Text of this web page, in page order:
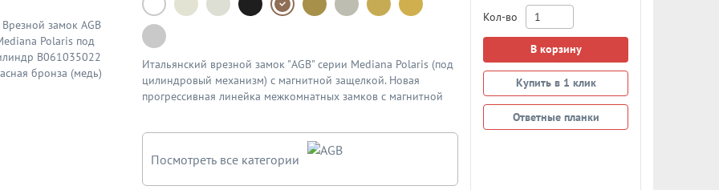
Итальянский врезной замок "AGB" серии Mediana Polaris (под
цилиндровый механизм) с магнитной защелкой. Новая
прогрессивная линейка межкомнатных замков с магнитной
описании указаны артикулы замков по официального
каталогу AGB. Ответная планка к замку продается отдельно.
Посмотреть все категории
Кол-во
В корзину
Купить в 1 клик
Ответные планки